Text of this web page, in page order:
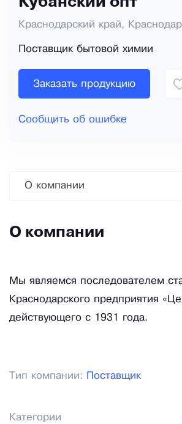
Кубанский опт
Краснодарский край, Краснодар
Поставщик бытовой химии
Заказать продукцию
Сообщить об ошибке
О компании
О компании
Мы являемся последователем
Краснодарского предприятия
действующего с 1931 года.
Тип компании: Поставщик
Категории